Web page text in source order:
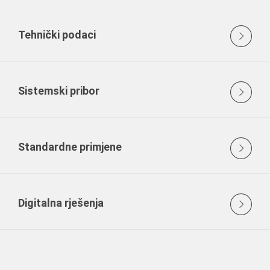
Tehnički podaci
Sistemski pribor
Standardne primjene
Digitalna rješenja